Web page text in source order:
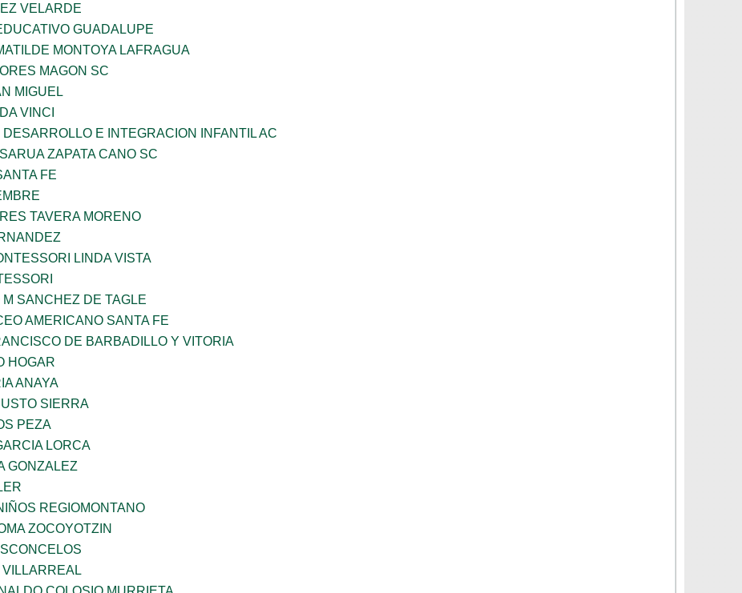
VELARDE
GUADALUPE
MONTOYA LAFRAGUA
MAGON SC
MIGUEL
VINCI
E INTEGRACION INFANTIL AC
ZAPATA CANO SC
FE
TAVERA MORENO
LINDA VISTA
SANCHEZ DE TAGLE
AMERICANO SANTA FE
DE BARBADILLO Y VITORIA
HOGAR
ANAYA
SIERRA
PEZA
LORCA
GONZALEZ
REGIOMONTANO
ZOCOYOTZIN